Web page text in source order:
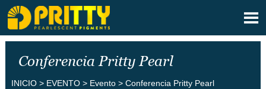

Conferencia Pritty Pearl
INICIO> EVENTO> Evento> Conferencia Pritty Pearl